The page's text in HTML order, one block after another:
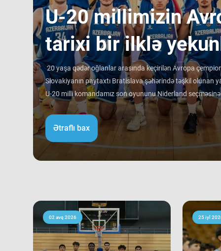
​U-20 millimizin
tarixi bir ilklə
20 yaşa qədər oğlanlar arasında keçirilən Avropa
Slovakiyanın paytaxtı Bratislava şəhərində təşkil olunan
U-20 milli komandamız son oyununu Niderland seçməsinə
rəqibinə qalib gəlib. Avropa çempionatı B divizionunda
ortalamasına görə 3 ən gənc kollektivdən biri olan
Bu nəticə Azərbaycan basketbol tarixində bir ilk kimi də
tam mərkəzində qərarlaşmaq adi bir nəticə kimi görünsə
ağırlığı və rəqiblərin səviyyəsi bu nəticənin adi bir nəticə
keçərək yarışın 5-cisi olub. Şimali Makedoniya yığması
9-cu sırada bitirib. Millimiz çempionat boyu göstərdiyi
sıralamada düz 10 ölkəni geridə qoymağı bacarıb.
Niderland, İsveçrə, Kipr, Gürcüstan, Danimarka, Estoniya,
Ətraflı bax
02 avq 2026 25 iyl